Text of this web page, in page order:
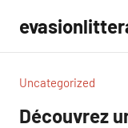
contenu
Uncategorized
Découvrez